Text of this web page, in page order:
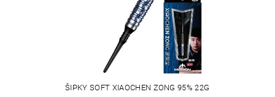
ŠIPKY SOFT XIAOCHEN ZONG 95% 22G